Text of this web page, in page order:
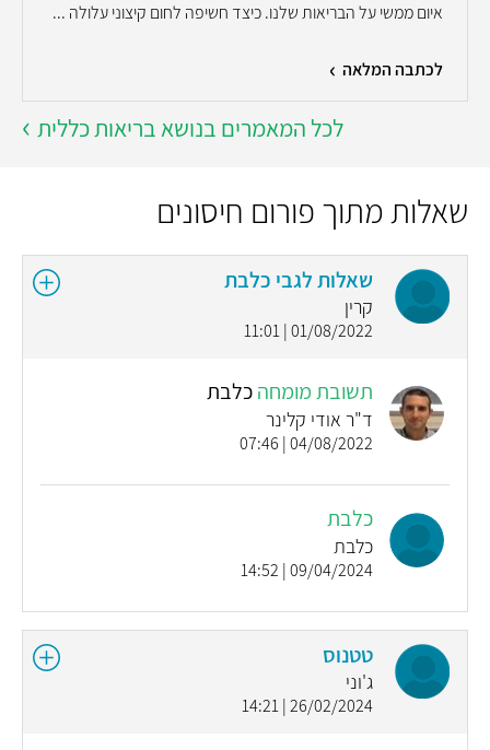
איום ממשי על הבריאות שלנו. כיצד חשיפה לחום קיצוני עלולה ...
לכתבה המלאה
לכל המאמרים בנושא בריאות כללית
שאלות מתוך פורום חיסונים
שאלות לגבי כלבת
קרין
01/08/2022 | 11:01
תשובת מומחהכלבת
ד"ר אודי קלינר
04/08/2022 | 07:46
כלבת
כלבת
09/04/2024 | 14:52
טטנוס
ג'וני
26/02/2024 | 14:21